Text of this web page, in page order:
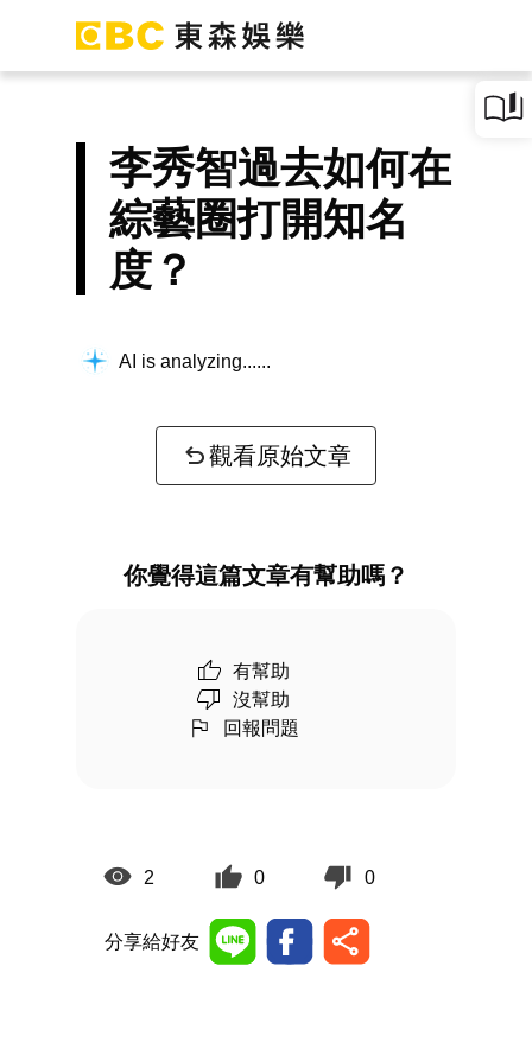
李秀智過去如何在
綜藝圈打開知名
度？
AI is analyzing...
觀看原始文章
你覺得這篇文章有幫助嗎？
有幫助
沒幫助
回報問題
2 0 0
分享給好友